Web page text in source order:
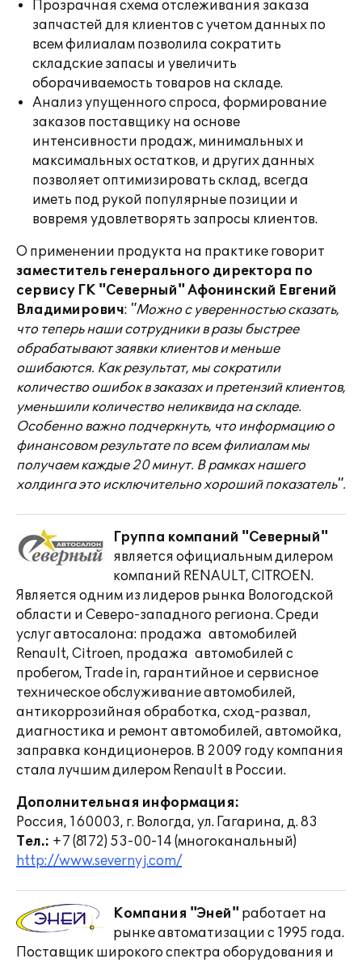
Прозрачная схема отслеживания заказа
запчастей для клиентов с учетом данных по
всем филиалам позволила сократить
складские запасы и увеличить
оборачиваемость товаров на складе.
Анализ упущенного спроса, формирование
заказов поставщику на основе
интенсивности продаж, минимальных и
максимальных остатков, и других данных
позволяет оптимизировать склад, всегда
иметь под рукой популярные позиции и
вовремя удовлетворять запросы клиентов.
О применении продукта на практике говорит
заместитель генерального директора по
сервису ГК "Северный" Афонинский Евгений
Владимирович: "Можно с уверенностью сказать,
что теперь наши сотрудники в разы быстрее
обрабатывают заявки клиентов и меньше
ошибаются. Как результат, мы сократили
количество ошибок в заказах и претензий клиентов,
уменьшили количество неликвида на складе.
Особенно важно подчеркнуть, что информацию о
финансовом результате по всем филиалам мы
получаем каждые 20 минут. В рамках нашего
холдинга это исключительно хороший показатель".
Группа компаний "Северный"
является официальным дилером
компаний RENAULT, CITROEN.
Является одним из лидеров рынка Вологодской
области и Северо-западного региона. Среди
услуг автосалона: продажа автомобилей
Renault, Citroen, продажа автомобилей с
пробегом, Trade in, гарантийное и сервисное
техническое обслуживание автомобилей,
антикоррозийная обработка, сход-развал,
диагностика и ремонт автомобилей, автомойка,
заправка кондиционеров. В 2009 году компания
стала лучшим дилером Renault в России.
Дополнительная информация:
Россия, 160003, г. Вологда, ул. Гагарина, д. 83
Тел.: +7 (8172) 53-00-14 (многоканальный)
http://www.severnyj.com/
Компания "Эней" работает на
рынке автоматизации с 1995 года.
Поставщик широкого спектра оборудования и